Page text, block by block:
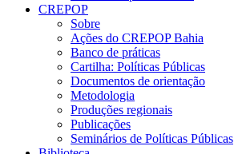
CREPOP
Sobre
Ações do CREPOP Bahia
Banco de práticas
Cartilha: Políticas Públicas
Documentos de orientação
Metodologia
Produções regionais
Publicações
Seminários de Políticas Públicas